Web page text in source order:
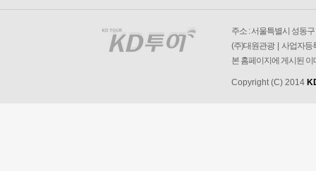
주소 : 서울특별시 성동
(주)대원관광 | 사업자등
본 홈페이지에 게시된
Copyright (C) 2014